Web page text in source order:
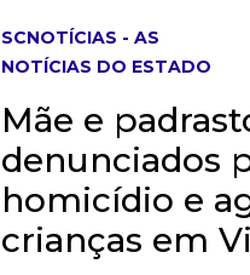
SCNOTÍCIAS - AS
NOTÍCIAS DO ESTADO
Mãe e
denunciados
homicídio e
crianças em